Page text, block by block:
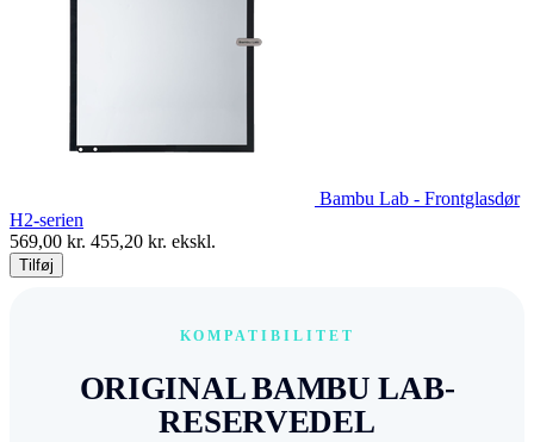
Bambu Lab - Frontglasdør
H2-serien
569,00 kr. 455,20 kr. ekskl.
Tilføj
KOMPATIBILITET
ORIGINAL BAMBU LAB-
RESERVEDEL